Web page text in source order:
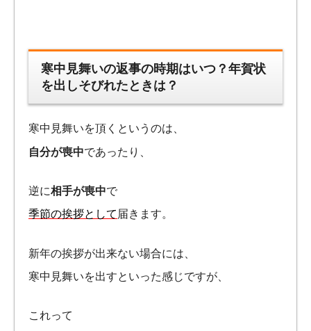
寒中見舞いの返事の時期はいつ？年賀状
を出しそびれたときは？
寒中見舞いを頂くというのは、
自分が喪中であったり、
逆に相手が喪中で
季節の挨拶として 届きます。
新年の挨拶が出来ない場合には、
寒中見舞いを出すといった感じですが、
これって